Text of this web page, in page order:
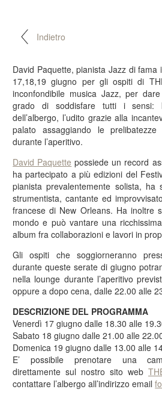
Indietro
David Paquette, pianista Jazz di fama
17,18,19 giugno per gli ospiti di
inconfondibile musica Jazz, per
grado di soddisfare tutti i sensi:
dell’albergo, l’udito grazie alla
palato assaggiando le
durante l’aperitivo.
David Paquette possiede un record
ha partecipato a più edizioni del
pianista prevalentemente solista,
strumentista, cantante ed
francese di New Orleans. Ha inoltre
mondo e può vantare una
album fra collaborazioni e lavori in
Gli ospiti che soggiorneranno
durante queste serate di giugno
nella lounge durante l’aperitivo
oppure a dopo cena, dalle 22.00 alle
DESCRIZIONE DEL PROGRAMMA
Venerdì 17 giugno dalle 18.30 alle
Sabato 18 giugno dalle 21.00 alle
Domenica 19 giugno dalle 13.00 alle
E’ possibile prenotare una
direttamente sul nostro sito web
contattare l’albergo all’indirizzo email